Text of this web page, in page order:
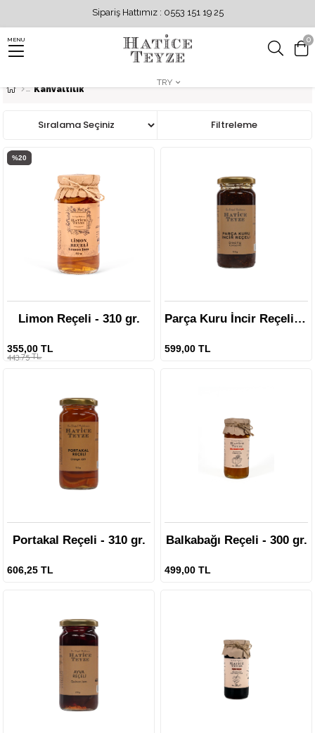
Sipariş Hattımız : 0553 151 19 25
MENU
TRY
0
Kahvaltılık
Filtreleme
Sıralama
Limon Reçeli - 310 gr.
355,00 TL
443,75 TL
%20
Parça Kuru İncir Reçeli - 310 gr.
599,00 TL
Portakal Reçeli - 310 gr.
606,25 TL
Balkabağı Reçeli - 300 gr.
499,00 TL